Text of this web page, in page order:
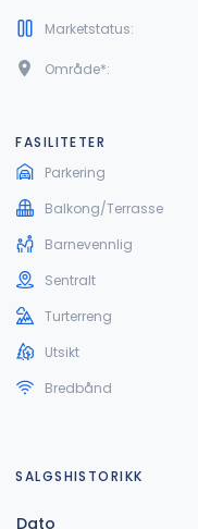
Marketstatus:
Område*:
FASILITETER
Parkering
Balkong/Terrasse
Barnevennlig
Sentralt
Turterreng
Utsikt
Bredbånd
SALGSHISTORIKK
Dato